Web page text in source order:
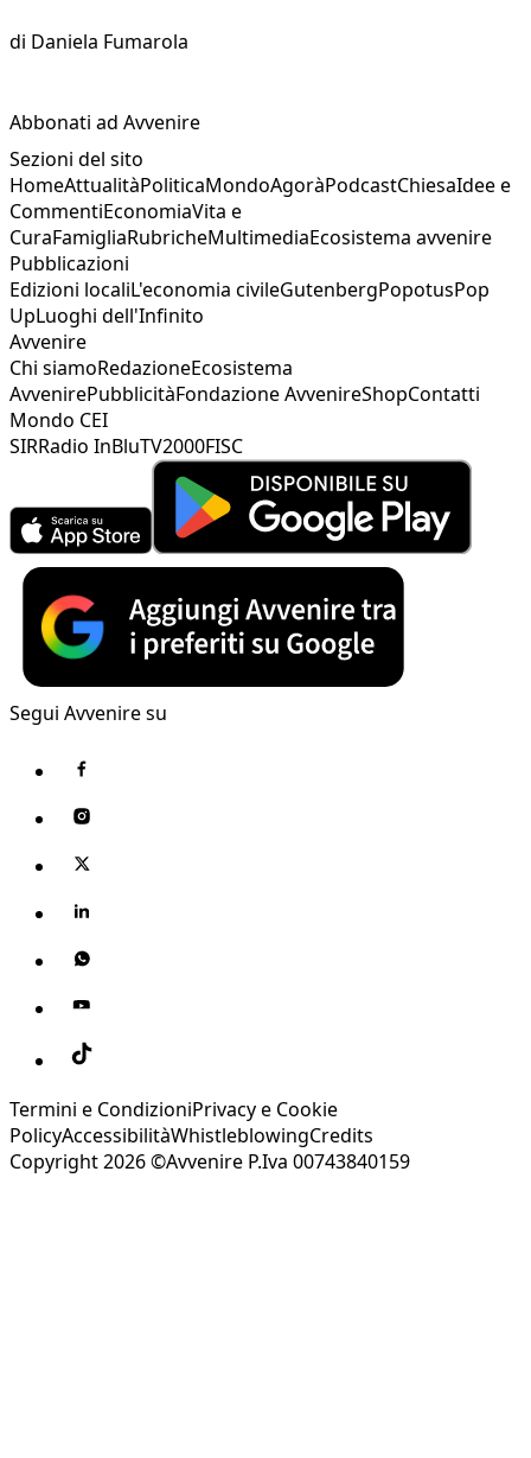
di Daniela Fumarola
Abbonati ad Avvenire
Sezioni del sito
HomeAttualitàPoliticaMondoAgoràPodcastChiesaIdee e
CommentiEconomiaVita e
CuraFamigliaRubricheMultimediaEcosistema avvenire
Pubblicazioni
Edizioni localiL'economia civileGutenbergPopotusPop
UpLuoghi dell'Infinito
Avvenire
Chi siamoRedazioneEcosistema
AvvenirePubblicitàFondazione AvvenireShopContatti
Mondo CEI
SIRRadio InBluTV2000FISC
Segui Avvenire su
Termini e CondizioniPrivacy e Cookie
PolicyAccessibilitàWhistleblowingCredits
Copyright 2026 ©Avvenire P.Iva 00743840159